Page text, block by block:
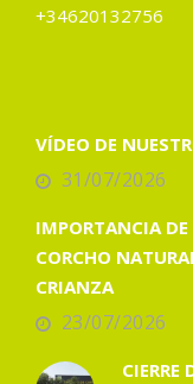
+34620132756
VÍDEO DE
31/07/2026
IMPORTANCIA
CORCHO
CRIANZA
23/07/2026